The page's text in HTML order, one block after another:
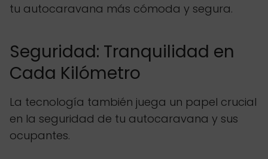
tu autocaravana más cómoda y segura.
Seguridad: Tranquilidad en
Cada Kilómetro
La tecnología también juega un papel crucial
en la seguridad de tu autocaravana y sus
ocupantes.